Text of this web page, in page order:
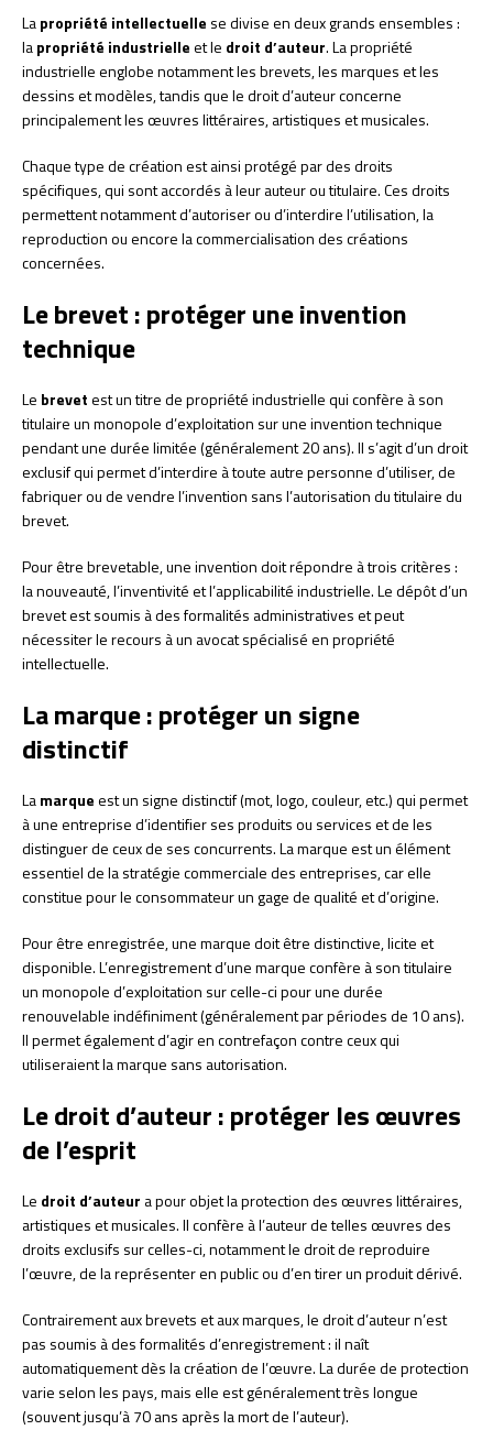
Lapropriété intellectuelle se divise en deux grands ensembles :
lapropriété industrielleet le droit d’auteur. La propriété
industrielle englobe notamment les brevets, les marques et les
dessins et modèles, tandis que le droit d’auteur concerne
principalement les œuvres littéraires, artistiques et musicales.
Chaque type de création est ainsi protégé par des droits
spécifiques, qui sont accordés à leur auteur ou titulaire. Ces droits
permettent notamment d’autoriser ou d’interdire l’utilisation, la
reproduction ou encore la commercialisation des créations
concernées.
Le brevet : protéger une invention
technique
Le brevetest un titre de propriété industrielle qui confère à son
titulaire un monopole d’exploitation sur une invention technique
pendant une durée limitée (généralement 20 ans). Il s’agit d’un droit
exclusif qui permet d’interdire à toute autre personne d’utiliser, de
fabriquer ou de vendre l’invention sans l’autorisation du titulaire du
brevet.
Pour être brevetable, une invention doit répondre à trois critères :
la nouveauté, l’inventivité et l’applicabilité industrielle. Le dépôt d’un
brevet est soumis à des formalités administratives et peut
nécessiter le recours à un avocat spécialisé en propriété
intellectuelle.
La marque : protéger un signe
distinctif
Lamarqueest un signe distinctif (mot, logo, couleur, etc.) qui permet
à une entreprise d’identifier ses produits ou services et de les
distinguer de ceux de ses concurrents. La marque est un élément
essentiel de la stratégie commerciale des entreprises, car elle
constitue pour le consommateur un gage de qualité et d’origine.
Pour être enregistrée, une marque doit être distinctive, licite et
disponible. L’enregistrement d’une marque confère à son titulaire
un monopole d’exploitation sur celle-ci pour une durée
renouvelable indéfiniment (généralement par périodes de 10 ans).
Il permet également d’agir en contrefaçon contre ceux qui
utiliseraient la marque sans autorisation.
Le droit d’auteur : protéger les œuvres
de l’esprit
Le droit d’auteur a pour objet la protection des œuvres littéraires,
artistiques et musicales. Il confère à l’auteur de telles œuvres des
droits exclusifs sur celles-ci, notamment le droit de reproduire
l’œuvre, de la représenter en public ou d’en tirer un produit dérivé.
Contrairement aux brevets et aux marques, le droit d’auteur n’est
pas soumis à des formalités d’enregistrement : il naît
automatiquement dès la création de l’œuvre. La durée de protection
varie selon les pays, mais elle est généralement très longue
(souvent jusqu’à 70 ans après la mort de l’auteur).